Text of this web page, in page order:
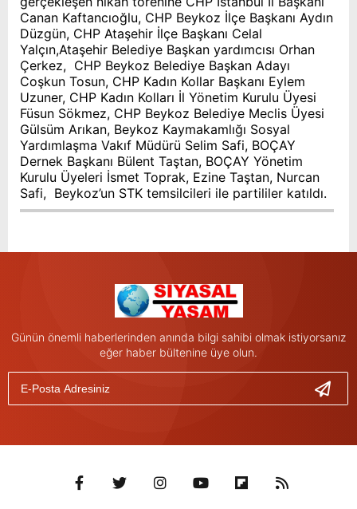
Canan Kaftancıoğlu, CHP Beykoz İlçe Başkanı Aydın
Düzgün, CHP Ataşehir İlçe Başkanı Celal
Yalçın,Ataşehir Belediye Başkan yardımcısı Orhan
Çerkez, CHP Beykoz Belediye Başkan Adayı
Coşkun Tosun, CHP Kadın Kollar Başkanı Eylem
Uzuner, CHP Kadın Kolları İl Yönetim Kurulu Üyesi
Füsun Sökmez, CHP Beykoz Belediye Meclis Üyesi
Gülsüm Arıkan, Beykoz Kaymakamlığı Sosyal
Yardımlaşma Vakıf Müdürü Selim Safi, BOÇAY
Dernek Başkanı Bülent Taştan, BOÇAY Yönetim
Kurulu Üyeleri İsmet Toprak, Ezine Taştan, Nurcan
Safi, Beykoz’un STK temsilcileri ile partililer katıldı.
Günün önemli haberlerinden anında bilgi sahibi olmak istiyorsanız
eğer haber bültenine üye olun.